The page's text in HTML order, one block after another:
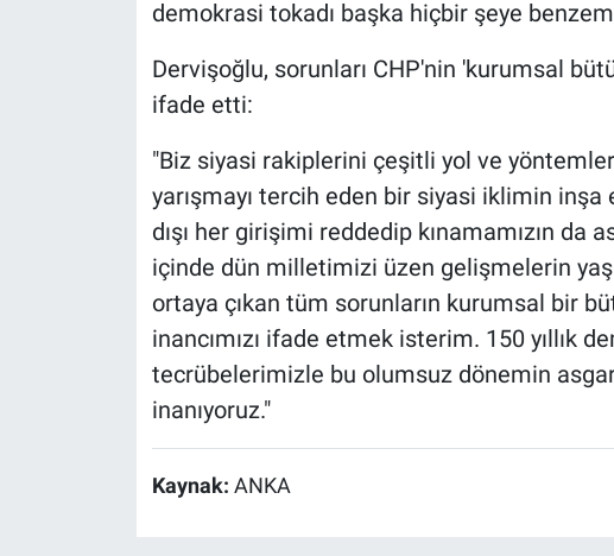
demokrasi tokadı başka hiçbir şeye
Dervişoğlu, sorunları CHP'nin 'kurumsal
ifade etti:
"Biz siyasi rakiplerini çeşitli yol ve
yarışmayı tercih eden bir siyasi iklimin
dışı her girişimi reddedip kınamamızın da
içinde dün milletimizi üzen gelişmelerin
ortaya çıkan tüm sorunların kurumsal bir
inancımızı ifade etmek isterim. 150 yıllık
tecrübelerimizle bu olumsuz dönemin
inanıyoruz."
Kaynak: ANKA